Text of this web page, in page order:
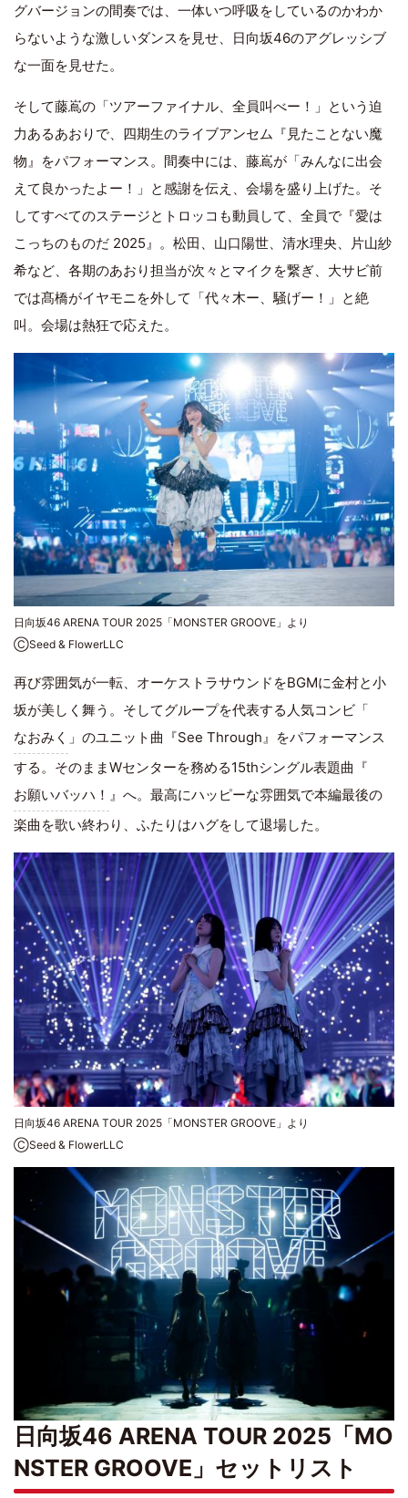
グバージョンの間奏では、一体いつ呼吸をしているのかわか
らないような激しいダンスを見せ、日向坂46のアグレッシブ
な一面を見せた。
そして藤嶌の「ツアーファイナル、全員叫べー！」という迫
力あるあおりで、四期生のライブアンセム『見たことない魔
物』をパフォーマンス。間奏中には、藤嶌が「みんなに出会
えて良かったよー！」と感謝を伝え、会場を盛り上げた。そ
してすべてのステージとトロッコも動員して、全員で『愛は
こっちのものだ 2025』。松田、山口陽世、清水理央、片山紗
希など、各期のあおり担当が次々とマイクを繋ぎ、大サビ前
では髙橋がイヤモニを外して「代々木ー、騒げー！」と絶
叫。会場は熱狂で応えた。
日向坂46 ARENA TOUR 2025「MONSTER GROOVE」より
ⒸSeed & FlowerLLC
再び雰囲気が一転、オーケストラサウンドをBGMに金村と小
坂が美しく舞う。そしてグループを代表する人気コンビ「
なおみく 」のユニット曲『See Through』をパフォーマンス
する。そのままWセンターを務める15thシングル表題曲『
お願いバッハ！ 』へ。最高にハッピーな雰囲気で本編最後の
楽曲を歌い終わり、ふたりはハグをして退場した。
日向坂46 ARENA TOUR 2025「MONSTER GROOVE」より
ⒸSeed & FlowerLLC
日向坂46 ARENA TOUR 2025「MO
NSTER GROOVE」セットリスト